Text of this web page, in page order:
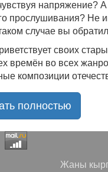
прослушивания?
случае вы
своих
времён во всех
композиции
музыки в
и новые релизы
ассортимент
подходит к
полностью
Жаны